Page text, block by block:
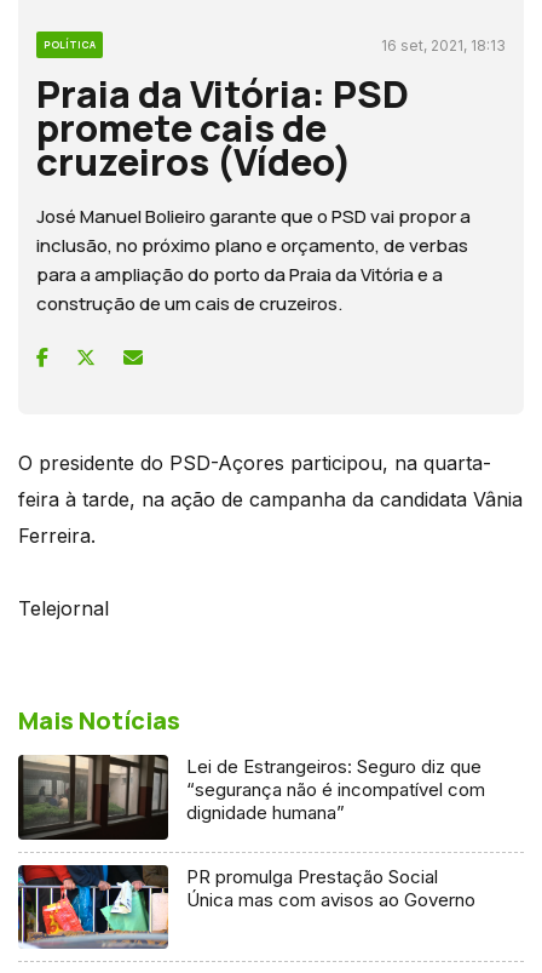
POLÍTICA 16 set, 2021, 18:13
Praia da Vitória: PSD
promete cais de
cruzeiros (Vídeo)
José Manuel Bolieiro garante que o PSD vai propor a
inclusão, no próximo plano e orçamento, de verbas
para a ampliação do porto da Praia da Vitória e a
construção de um cais de cruzeiros.
O presidente do PSD-Açores participou, na quarta-
feira à tarde, na ação de campanha da candidata Vânia
Ferreira.
Telejornal
Mais Notícias
Lei de Estrangeiros: Seguro diz que
“segurança não é incompatível com
dignidade humana”
PR promulga Prestação Social
Única mas com avisos ao Governo